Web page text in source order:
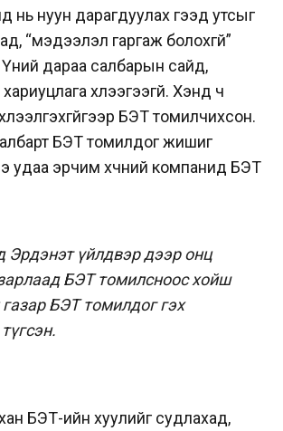
нь нуун дарагдуулах гээд утсыг
“мэдээлэл гаргаж болохгүй”
дараа салбарын сайд,
хүлээгээгүй. Хэнд ч
БЭТ томилчихсон.
БЭТ томилдог жишиг
удаа эрчим хүчний компанид БЭТ
Эрдэнэт үйлдвэр дээр онц
БЭТ томилсноос хойш
БЭТ томилдог гэх
БЭТ-ийн хуулийг судлахад,